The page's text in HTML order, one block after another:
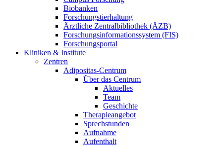
Biobanken
Forschungstierhaltung
Ärztliche Zentralbibliothek (ÄZB)
Forschungsinformationssystem (FIS)
Forschungsportal
Kliniken & Institute
Zentren
Adipositas-Centrum
Über das Centrum
Aktuelles
Team
Geschichte
Therapieangebot
Sprechstunden
Aufnahme
Aufenthalt